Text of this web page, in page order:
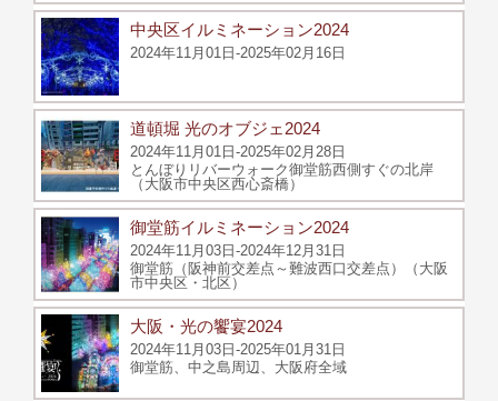
中央区イルミネーション2024
2024年11月01日-2025年02月16日
道頓堀 光のオブジェ2024
2024年11月01日-2025年02月28日
とんぼりリバーウォーク御堂筋西側すぐの北岸
（大阪市中央区西心斎橋）
御堂筋イルミネーション2024
2024年11月03日-2024年12月31日
御堂筋（阪神前交差点～難波西口交差点）（大阪
市中央区・北区）
大阪・光の饗宴2024
2024年11月03日-2025年01月31日
御堂筋、中之島周辺、大阪府全域